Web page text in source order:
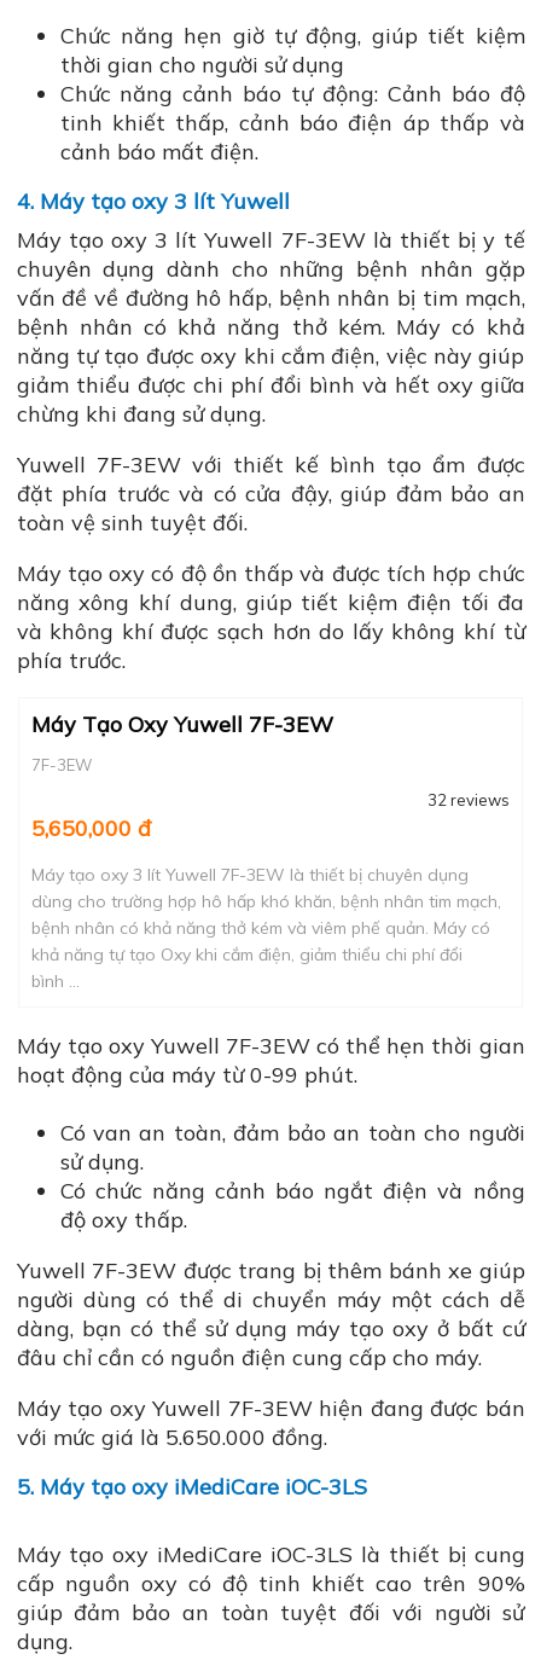
Chức năng hẹn giờ tự động, giúp tiết kiệm
thời gian cho người sử dụng
Chức năng cảnh báo tự động: Cảnh báo độ
tinh khiết thấp, cảnh báo điện áp thấp và
cảnh báo mất điện.
4. Máy tạo oxy 3 lít Yuwell
Máy tạo oxy 3 lít Yuwell 7F-3EW là thiết bị y tế
chuyên dụng dành cho những bệnh nhân gặp
vấn đề về đường hô hấp, bệnh nhân bị tim mạch,
bệnh nhân có khả năng thở kém. Máy có khả
năng tự tạo được oxy khi cắm điện, việc này giúp
giảm thiểu được chi phí đổi bình và hết oxy giữa
chừng khi đang sử dụng.
Yuwell 7F-3EW với thiết kế bình tạo ẩm được
đặt phía trước và có cửa đậy, giúp đảm bảo an
toàn vệ sinh tuyệt đối.
Máy tạo oxy có độ ồn thấp và được tích hợp chức
năng xông khí dung, giúp tiết kiệm điện tối đa
và không khí được sạch hơn do lấy không khí từ
phía trước.
Máy Tạo Oxy Yuwell 7F-3EW
7F-3EW
32 reviews
5,650,000 đ
Máy tạo oxy 3 lít Yuwell 7F-3EW là thiết bị chuyên dụng
dùng cho trường hợp hô hấp khó khăn, bệnh nhân tim mạch,
bệnh nhân có khả năng thở kém và viêm phế quản. Máy có
khả năng tự tạo Oxy khi cắm điện, giảm thiểu chi phí đổi
bình ...
Máy tạo oxy Yuwell 7F-3EW có thể hẹn thời gian
hoạt động của máy từ 0-99 phút.
Có van an toàn, đảm bảo an toàn cho người
sử dụng.
Có chức năng cảnh báo ngắt điện và nồng
độ oxy thấp.
Yuwell 7F-3EW được trang bị thêm bánh xe giúp
người dùng có thể di chuyển máy một cách dễ
dàng, bạn có thể sử dụng máy tạo oxy ở bất cứ
đâu chỉ cần có nguồn điện cung cấp cho máy.
Máy tạo oxy Yuwell 7F-3EW hiện đang được bán
với mức giá là 5.650.000 đồng.
5. Máy tạo oxy iMediCare iOC-3LS
Máy tạo oxy iMediCare iOC-3LS là thiết bị cung
cấp nguồn oxy có độ tinh khiết cao trên 90%
giúp đảm bảo an toàn tuyệt đối với người sử
dụng.